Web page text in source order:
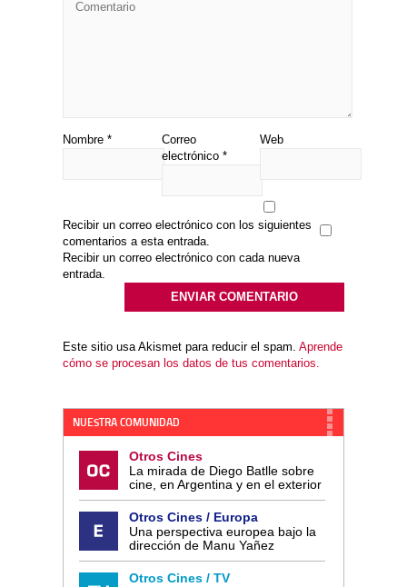
Nombre *
Correo
electrónico *
Web
Recibir un correo electrónico con los siguientes
comentarios a esta entrada.
Recibir un correo electrónico con cada nueva
entrada.
Este sitio usa Akismet para reducir el spam. Aprende
cómo se procesan los datos de tus comentarios.
NUESTRA COMUNIDAD
Otros Cines
La mirada de Diego Batlle sobre
cine, en Argentina y en el exterior
Otros Cines / Europa
Una perspectiva europea bajo la
dirección de Manu Yañez
Otros Cines / TV